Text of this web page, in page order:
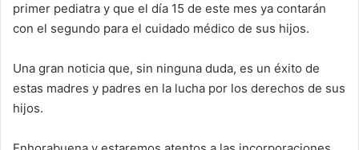
primer pediatra y que el día 15 de este mes ya contarán
con el segundo para el cuidado médico de sus hijos.
Una gran noticia que, sin ninguna duda, es un éxito de
estas madres y padres en la lucha por los derechos de sus
hijos.